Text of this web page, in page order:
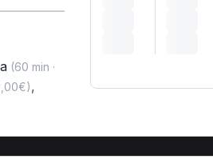
(60 min ·
,